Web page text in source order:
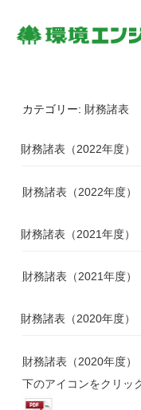
カテゴリー: 財務諸表
財務諸表（2022年度）
財務諸表（2022年度）
財務諸表（2021年度）
財務諸表（2021年度）
財務諸表（2020年度）
財務諸表（2020年度）
下のアイコンをクリッ